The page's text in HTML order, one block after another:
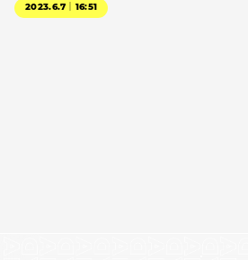
2023.6.7｜16:51